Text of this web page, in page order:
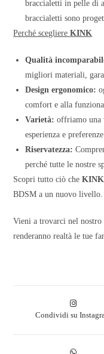
braccialetti in pelle di
braccialetti sono
Perché scegliereKINK
Qualità
migliori materiali,
Design ergonomico:
comfort e alla
Varietà: offriamo una
esperienza e preferenze.
Riservatezza:
perché tutte le nostre
Scopri tutto ciò cheKINK
BDSM a un nuovo livello.
Vieni a trovarci nel
renderanno realtà le tue
Condividi su